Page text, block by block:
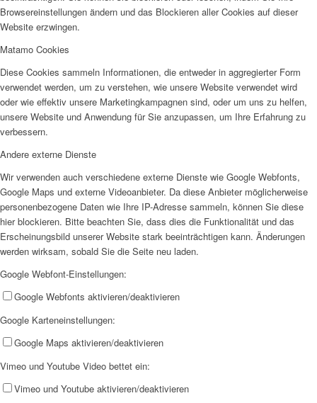
Browsereinstellungen ändern und das Blockieren aller Cookies auf dieser
Website erzwingen.
Matamo Cookies
Diese Cookies sammeln Informationen, die entweder in aggregierter Form
verwendet werden, um zu verstehen, wie unsere Website verwendet wird
oder wie effektiv unsere Marketingkampagnen sind, oder um uns zu helfen,
unsere Website und Anwendung für Sie anzupassen, um Ihre Erfahrung zu
verbessern.
Andere externe Dienste
Wir verwenden auch verschiedene externe Dienste wie Google Webfonts,
Google Maps und externe Videoanbieter. Da diese Anbieter möglicherweise
personenbezogene Daten wie Ihre IP-Adresse sammeln, können Sie diese
hier blockieren. Bitte beachten Sie, dass dies die Funktionalität und das
Erscheinungsbild unserer Website stark beeinträchtigen kann. Änderungen
werden wirksam, sobald Sie die Seite neu laden.
Google Webfont-Einstellungen:
Google Webfonts aktivieren/deaktivieren
Google Karteneinstellungen:
Google Maps aktivieren/deaktivieren
Vimeo und Youtube Video bettet ein:
Vimeo und Youtube aktivieren/deaktivieren